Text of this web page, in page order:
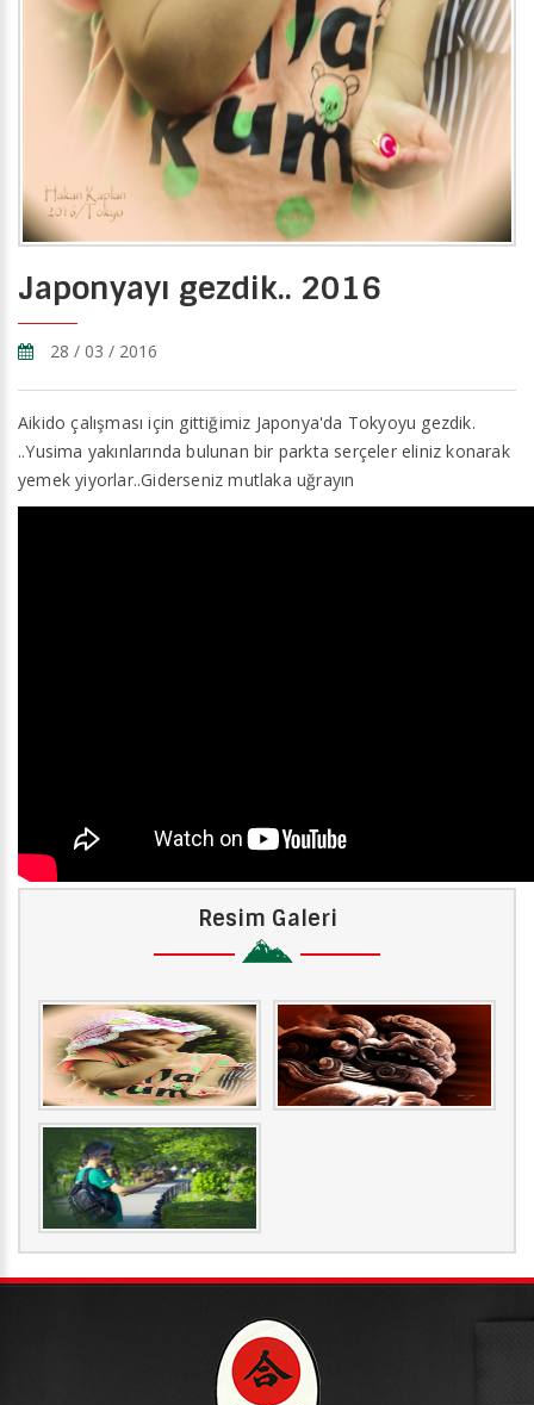
Japonyayı gezdik.. 2016
28 / 03 / 2016
Aikido çalışması için gittiğimiz Japonya'da Tokyoyu gezdik.
..Yusima yakınlarında bulunan bir parkta serçeler eliniz konarak
yemek yiyorlar..Giderseniz mutlaka uğrayın
Resim Galeri